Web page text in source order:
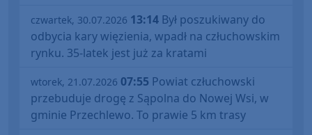
czwartek, 30.07.2026 13:14 Był poszukiwany do
odbycia kary więzienia, wpadł na człuchowskim
rynku. 35-latek jest już za kratami
wtorek, 21.07.2026 07:55 Powiat człuchowski
przebuduje drogę z Sąpolna do Nowej Wsi, w
gminie Przechlewo. To prawie 5 km trasy